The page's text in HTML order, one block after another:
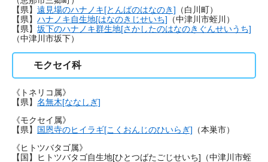
【県】 遠見場のハナノキ[とんばのはなのき] （白川町）
【県】 ハナノキ自生地[はなのきじせいち] （中津川市蛭川）
【県】 坂下のハナノキ群生地[さかしたのはなのきぐんせいうち]
（中津川市坂下）
モクセイ科
《トネリコ属》
【県】 名無木[ななしぎ]
《モクセイ属》
【県】 国恩寺のヒイラギ[こくおんじのひいらぎ] （本巣市）
《ヒトツバタゴ属》
【国】ヒトツバタゴ自生地[ひとつばたごじせいち]（中津川市蛭